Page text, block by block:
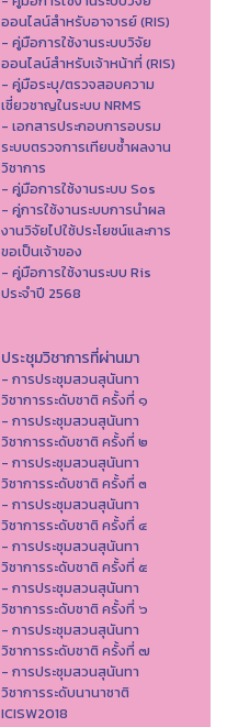
ออนไลน์สำหรับอาจารย์ (RIS)
- คู่มือการใช้งานระบบวิจัย
ออนไลน์สำหรับเจ้าหน้าที่ (RIS)
- คู่มือระบุ/ตรวจสอบความ
เชี่ยวชาญในระบบ NRMS
- เอกสารประกอบการอบรม
ระบบตรวจการเทียบซ้ำผลงาน
วิชาการ
- คู่มือการใช้งานระบบ Sos
- คู่การใช้งานระบบการนำผล
งานวิจัยไปใช้ประโยชน์และการ
ขอเป็นเจ้าของ
- คู่มือการใช้งานระบบ Ris
ประจำปี 2568
ประชุมวิชาการที่ผ่านมา
- การประชุมสวนสุนันทา
วิชาการระดับชาติ ครั้งที่ ๑
- การประชุมสวนสุนันทา
วิชาการระดับชาติ ครั้งที่ ๒
- การประชุมสวนสุนันทา
วิชาการระดับชาติ ครั้งที่ ๓
- การประชุมสวนสุนันทา
วิชาการระดับชาติ ครั้งที่ ๔
- การประชุมสวนสุนันทา
วิชาการระดับชาติ ครั้งที่ ๕
- การประชุมสวนสุนันทา
วิชาการระดับชาติ ครั้งที่ ๖
- การประชุมสวนสุนันทา
วิชาการระดับชาติ ครั้งที่ ๗
- การประชุมสวนสุนันทา
วิชาการระดับนานาชาติ
ICISW2018